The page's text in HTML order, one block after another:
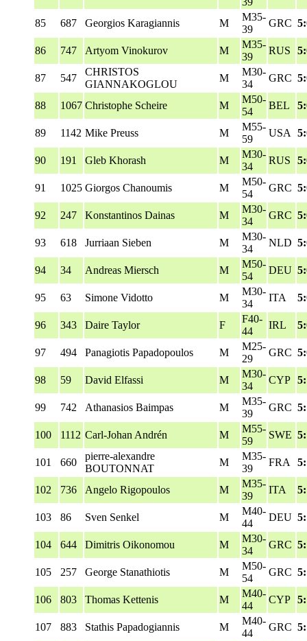
85 687 Georgios Karagiannis M
M35-
39
GRC
86 747 Artyom Vinokurov M
M35-
39
RUS
87 547
CHRISTOS
GIANNAKOGLOU
M
M30-
34
GRC
88 1067 Christophe Scheire M
M50-
54
BEL
89 1142 Mike Preuss M
M55-
59
USA
90 191 Gleb Khorash M
M30-
34
RUS
91 1025 Giorgos Chanoumis M
M50-
54
GRC
92 247 Konstantinos Dainas M
M30-
34
GRC
93 618 Jurriaan Sieben M
M30-
34
NLD
94 34 Andreas Miersch M
M50-
54
DEU
95 63 Simone Vidotto M
M30-
34
ITA
96 343 Daire Taylor F
F40-
44
IRL
97 494 Panagiotis Papadopoulos M
M25-
29
GRC
98 59 David Elfassi M
M30-
34
CYP
99 742 Athanasios Baimpas M
M35-
39
GRC
100 1112 Carl-Johan Andrén M
M55-
59
SWE
101 660
pierre-alexandre
BOUTONNAT
M
M35-
39
FRA
102 736 Angelo Rigopoulos M
M35-
39
ITA
103 86 Sven Senkel M
M40-
44
DEU
104 644 Dimitris Oikonomou M
M30-
34
GRC
105 257 George Stanathiotis M
M50-
54
GRC
106 803 Thomas Kettenis M
M40-
44
CYP
107 883 Stathis Papadogiannis M
M40-
44
GRC